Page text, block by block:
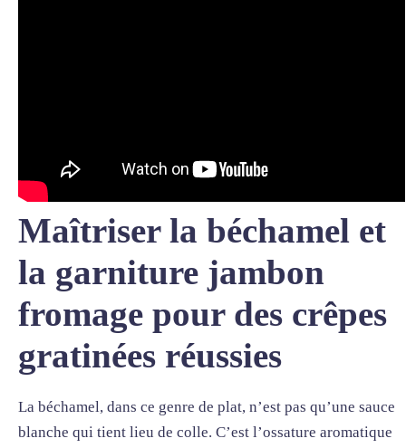
Maîtriser la béchamel et
la garniture jambon
fromage pour des crêpes
gratinées réussies
La béchamel, dans ce genre de plat, n’est pas qu’une sauce
blanche qui tient lieu de colle. C’est l’ossature aromatique